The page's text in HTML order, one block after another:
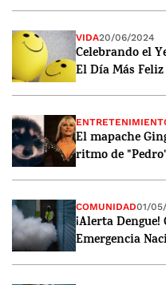
VIDA20/06/2024
Celebrando el
El Día Más
El mapache
ritmo de
COMUNIDAD01/
¡Alerta
Emergencia